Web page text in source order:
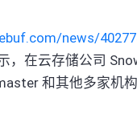
news/
，在云存储公司
和其他多家机